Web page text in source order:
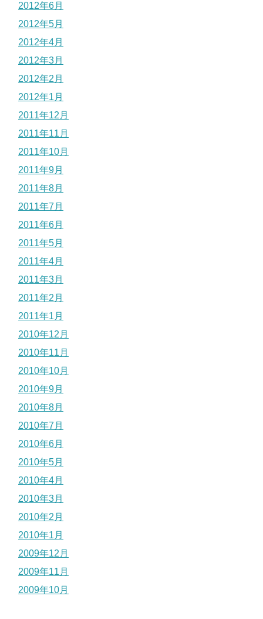
2012年6月
2012年5月
2012年4月
2012年3月
2012年2月
2012年1月
2011年12月
2011年11月
2011年10月
2011年9月
2011年8月
2011年7月
2011年6月
2011年5月
2011年4月
2011年3月
2011年2月
2011年1月
2010年12月
2010年11月
2010年10月
2010年9月
2010年8月
2010年7月
2010年6月
2010年5月
2010年4月
2010年3月
2010年2月
2010年1月
2009年12月
2009年11月
2009年10月